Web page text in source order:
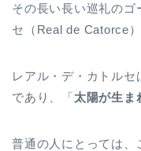
その長い長い巡礼の
セ（Real de Catorce）
レアル・デ・カトル
であり、「太陽が生ま
普通の人にとっては、